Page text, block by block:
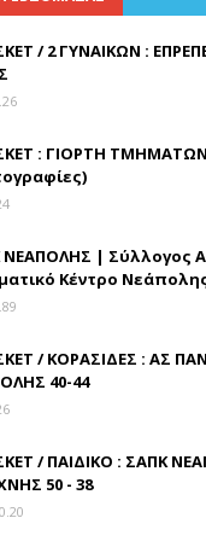
/ 2 ΓΥΝΑΙΚΩΝ :
: ΓΙΟΡΤΗ
ΝΕΑΠΟΛΗΣ | Σύλλογος
Κέντρο
/ ΚΟΡΑΣΙΔΕΣ : ΑΣ
40-44
/ ΠΑΙΔΙΚΟ : ΣΑΠΚ
50 - 38